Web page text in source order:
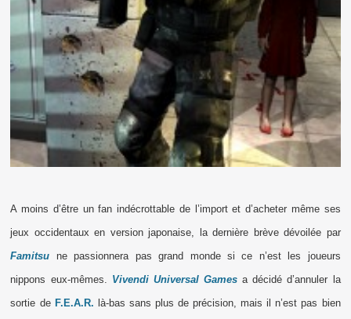
A moins d’être un fan indécrottable de l’import et d’acheter même ses
jeux occidentaux en version japonaise, la dernière brève dévoilée par
Famitsu ne passionnera pas grand monde si ce n’est les joueurs
nippons eux-mêmes. Vivendi Universal Games a décidé d’annuler la
sortie de F.E.A.R. là-bas sans plus de précision, mais il n’est pas bien